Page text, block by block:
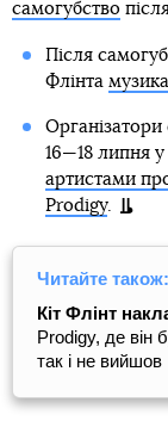
самогубство
Після
Флінта
16—18 липня у
артистами
Prodigy.
Читайте також:
Кіт Флінт
Prodigy, де він
так і не вийшов